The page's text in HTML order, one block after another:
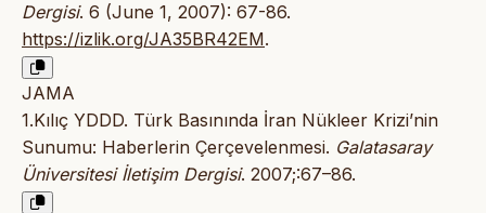
Dergisi. 6 (June 1, 2007): 67-86.
https://izlik.org/JA35BR42EM.
JAMA
1.Kılıç YDDD. Türk Basınında İran Nükleer Krizi’nin
Sunumu: Haberlerin Çerçevelenmesi. Galatasaray
Üniversitesi İletişim Dergisi. 2007;:67–86.